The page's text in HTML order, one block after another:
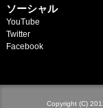
ソーシャル
YouTube
Twitter
Facebook
Copyright (C)